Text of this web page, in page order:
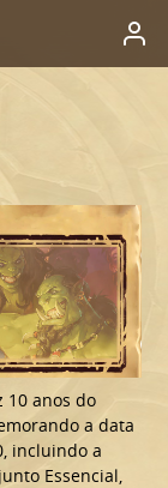
10 anos do
a data
incluindo a
Essencial,